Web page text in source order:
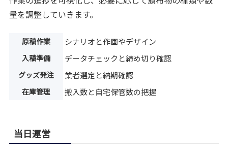
量を調整していきます。
原稿作業 シナリオと作画やデザイン
入稿準備 データチェックと締め切り確認
グッズ発注 業者選定と納期確認
在庫管理 搬入数と自宅保管数の把握
当日運営